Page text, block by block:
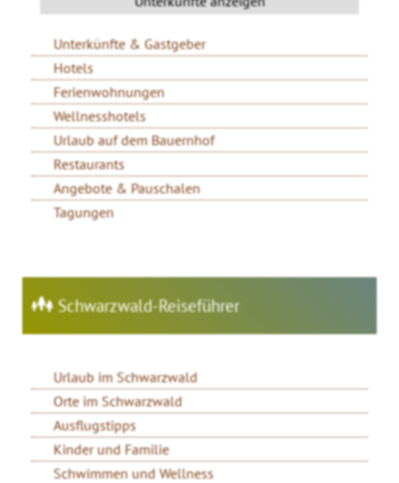
Unterkünfte & Gastgeber
Hotels
Ferienwohnungen
Wellnesshotels
Urlaub auf dem Bauernhof
Restaurants
Angebote & Pauschalen
Tagungen
Schwarzwald-Reiseführer
Urlaub im Schwarzwald
Orte im Schwarzwald
Ausflugstipps
Kinder und Familie
Schwimmen und Wellness